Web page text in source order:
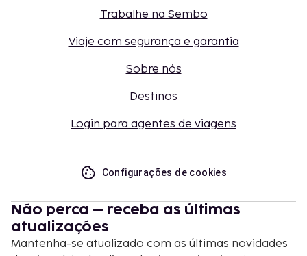
Trabalhe na Sembo
Viaje com segurança e garantia
Sobre nós
Destinos
Login para agentes de viagens
Configurações de cookies
Não perca – receba as últimas
atualizações
Mantenha-se atualizado com as últimas novidades